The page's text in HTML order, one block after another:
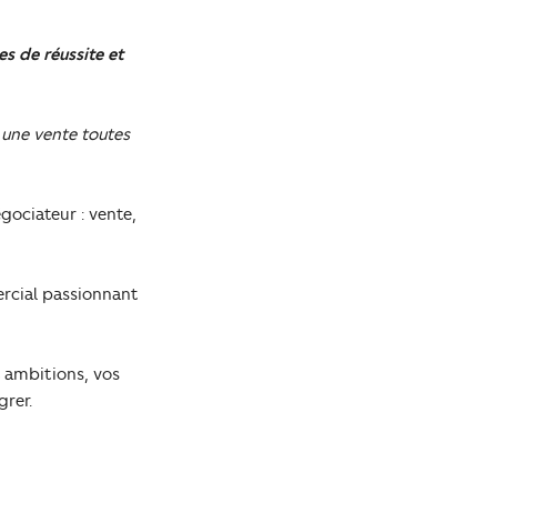
de réussite et
vente toutes
: vente,
passionnant
ambitions, vos